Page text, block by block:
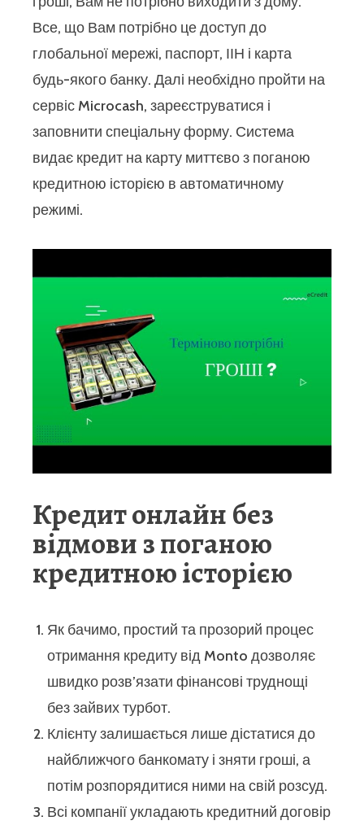
Все, що Вам потрібно це доступ до
глобальної мережі, паспорт, ІІН і карта
будь-якого банку. Далі необхідно пройти на
сервіс Microcash, зареєструватися і
заповнити спеціальну форму. Система
видає кредит на карту миттєво з поганою
кредитною історією в автоматичному
режимі.
Кредит онлайн без
відмови з поганою
кредитною історією
Як бачимо, простий та прозорий процес
отримання кредиту від Monto дозволяє
швидко розв’язати фінансові труднощі
без зайвих турбот.
Клієнту залишається лише дістатися до
найближчого банкомату і зняти гроші, а
потім розпорядитися ними на свій розсуд.
Всі компанії укладають кредитний договір